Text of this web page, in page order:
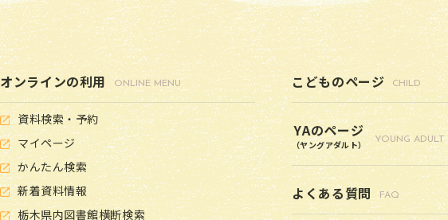
オンラインの利用 ONLINE MENU
資料検索・予約
マイページ
かんたん検索
新着資料情報
栃木県内図書館横断検索
こどものページ CHILD
YAのページ
（ヤングアダルト） YOUNG ADULT
よくある質問 FAQ